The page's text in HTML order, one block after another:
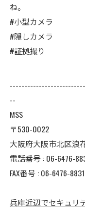
ね。
#小型カメラ
#隠しカメラ
#証拠撮り
--
MSS
〒530-0022
大阪府大阪市北区浪
電話番号 : 06-6476-
FAX番号 : 06-6476-8831
兵庫近辺でセキュリ